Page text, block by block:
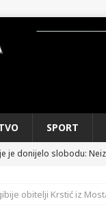
SPORT
RAT